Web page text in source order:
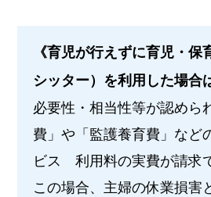
《育児が行えずに育児・
シッター）を利用した場合
必要性・相当性等が認めら
費」や「監護養育費」など
ビス 利用料の実費が請求
この場合、主婦の休業損害